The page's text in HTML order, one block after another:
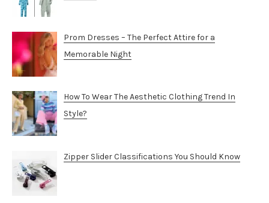
Prom Dresses – The Perfect Attire for a
Memorable Night
How To Wear The Aesthetic Clothing Trend In
Style?
Zipper Slider Classifications You Should Know